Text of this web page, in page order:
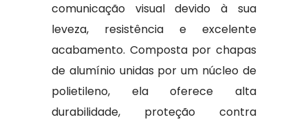
comunicação visual devido à sua
leveza, resistência e excelente
acabamento. Composta por chapas
de alumínio unidas por um núcleo de
polietileno, ela oferece alta
durabilidade, proteção contra